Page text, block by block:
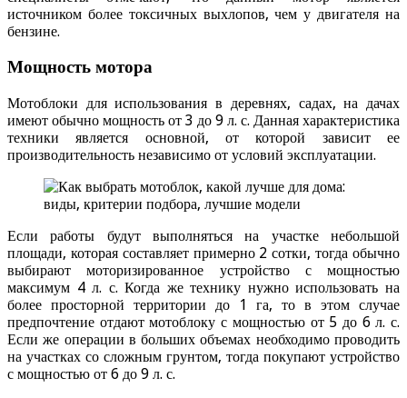
источником более токсичных выхлопов, чем у двигателя на
бензине.
Мощность мотора
Мотоблоки для использования в деревнях, садах, на дачах
имеют обычно мощность от 3 до 9 л. с. Данная характеристика
техники является основной, от которой зависит ее
производительность независимо от условий эксплуатации.
Если работы будут выполняться на участке небольшой
площади, которая составляет примерно 2 сотки, тогда обычно
выбирают моторизированное устройство с мощностью
максимум 4 л. с. Когда же технику нужно использовать на
более просторной территории до 1 га, то в этом случае
предпочтение отдают мотоблоку с мощностью от 5 до 6 л. с.
Если же операции в больших объемах необходимо проводить
на участках со сложным грунтом, тогда покупают устройство
с мощностью от 6 до 9 л. с.